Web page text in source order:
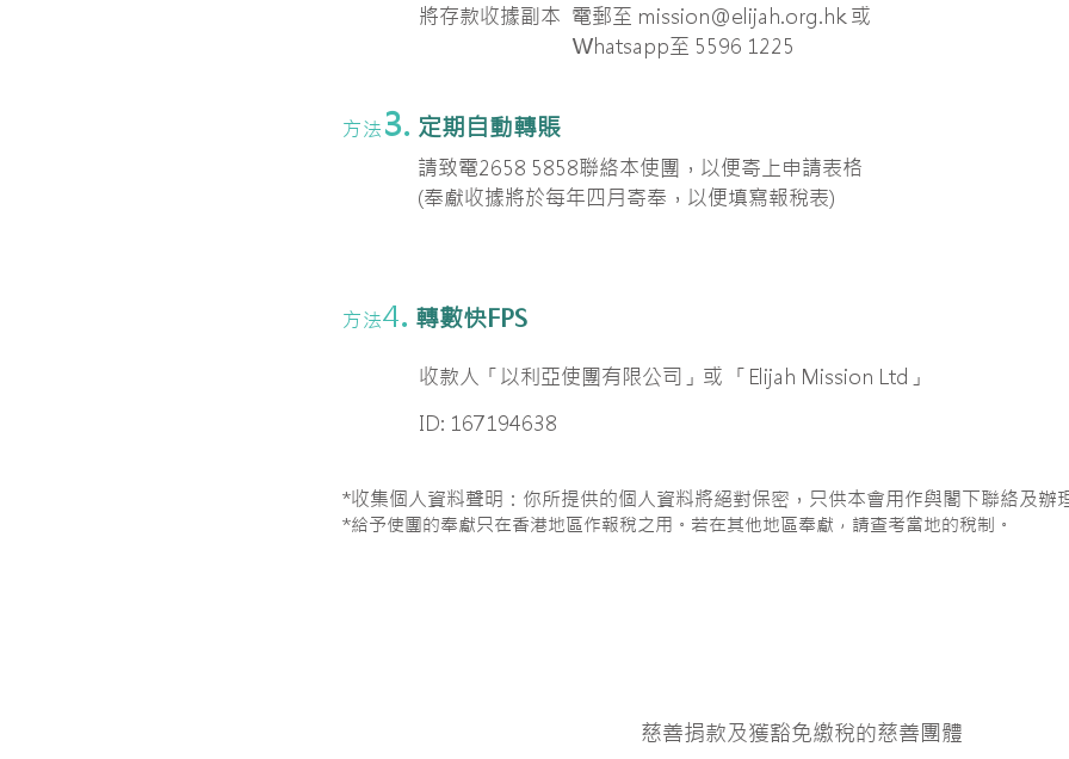
將存款收據副本 電郵至 mission@elijah.org.hk或
Whatsapp至 5596 1225
方法 3. 定期自動轉賬
請致電2658 5858聯絡本使團，以便寄上申請表格
(奉獻收據將於每年四月寄奉，以便填寫報稅表)
方法4. 轉數快FPS
收款人「以利亞使團有限公司」或 「Elijah Mission Ltd」
ID: 167194638
*收集個人資料聲明：你所提供的個人資料將絕對保密，只供本會用作與閣下聯絡及辦
*給予使團的奉獻只在香港地區作報稅之用。若在其他地區奉獻，請查考當地的稅制。
慈善捐款及獲豁免繳稅的慈善團體